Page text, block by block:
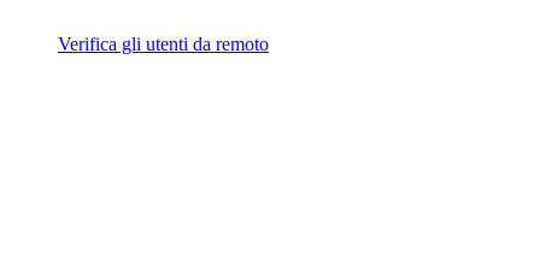
Verifica gli utenti da remoto